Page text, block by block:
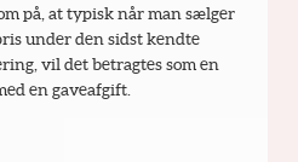
på, at typisk når man sælger
under den sidst kendte
vil det betragtes som en
en gaveafgift.